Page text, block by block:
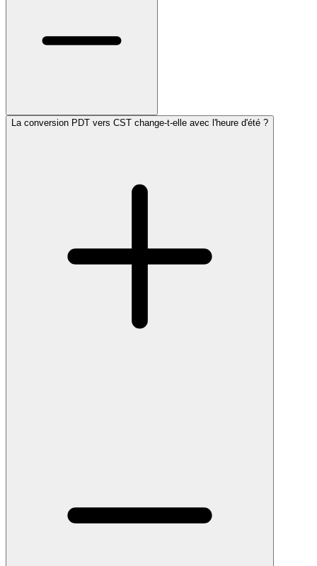
La conversion PDT vers CST change-t-elle avec l'heure d'été ?